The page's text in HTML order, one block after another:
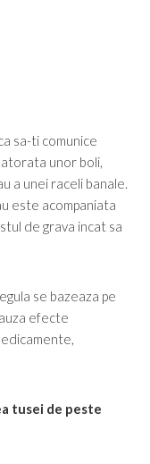
sa-ti comunice
unor boli,
a unei raceli banale.
este acompaniata
de grava incat sa
se bazeaza pe
efecte
tusei de peste